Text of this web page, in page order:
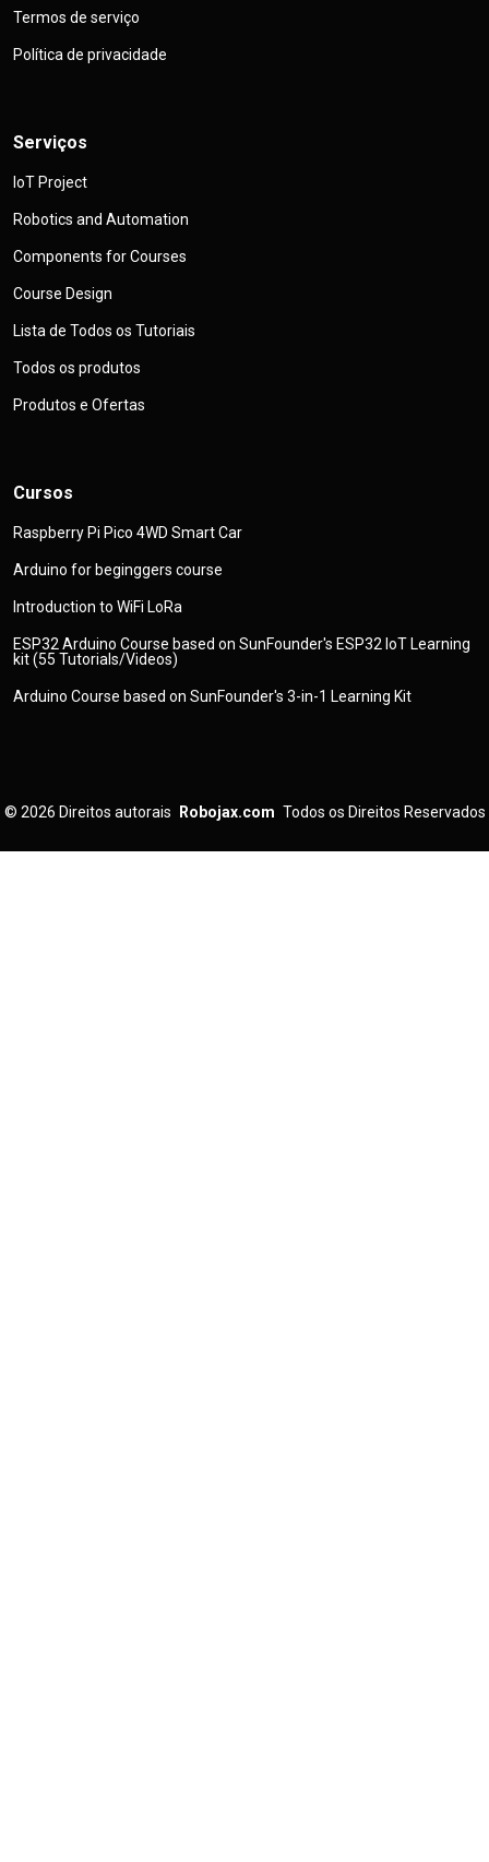
Termos de serviço
Política de privacidade
Serviços
IoT Project
Robotics and Automation
Components for Courses
Course Design
Lista de Todos os Tutoriais
Todos os produtos
Produtos e Ofertas
Cursos
Raspberry Pi Pico 4WD Smart Car
Arduino for beginggers course
Introduction to WiFi LoRa
ESP32 Arduino Course based on SunFounder's ESP32 IoT Learning
kit (55 Tutorials/Videos)
Arduino Course based on SunFounder's 3-in-1 Learning Kit
© 2026 Direitos autorais Robojax.com Todos os Direitos Reservados